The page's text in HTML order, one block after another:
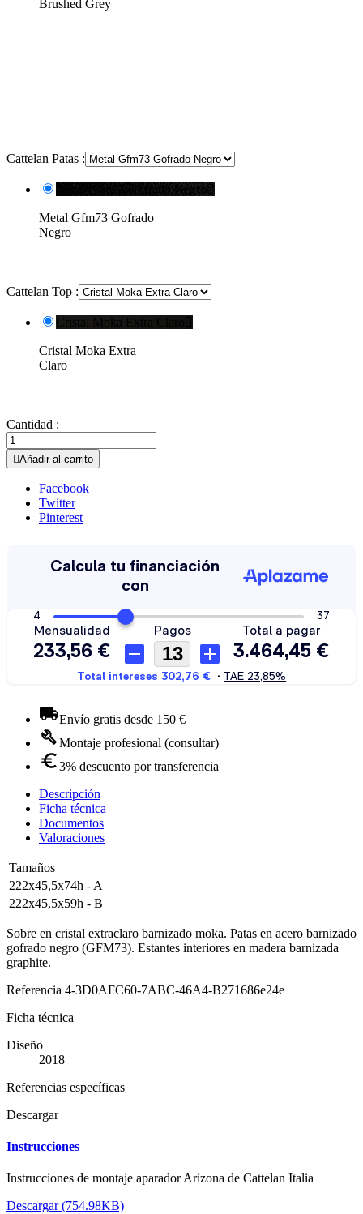
Brushed Grey
Cattelan Patas :
Metal Gfm73 Gofrado Negro
Metal Gfm73 Gofrado
Negro
Cattelan Top :
Cristal Moka Extra Claro
Cristal Moka Extra
Claro
Cantidad :
Añadir al carrito
Facebook
Twitter
Pinterest
Envío gratis desde 150 €
Montaje profesional (consultar)
3% descuento por transferencia
Descripción
Ficha técnica
Documentos
Valoraciones
Tamaños
222x45,5x74h - A
222x45,5x59h - B
Sobre en cristal extraclaro barnizado moka. Patas en acero barnizado
gofrado negro (GFM73). Estantes interiores en madera barnizada
graphite.
Referencia 4-3D0AFC60-7ABC-46A4-B271686e24e
Ficha técnica
Diseño
2018
Referencias específicas
Descargar
Instrucciones
Instrucciones de montaje aparador Arizona de Cattelan Italia
Descargar (754.98KB)